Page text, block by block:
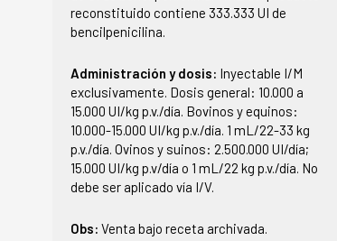
reconstituido contiene 333.333 UI de
bencilpenicilina.
Administración y dosis: Inyectable I/M
exclusivamente. Dosis general: 10.000 a
15.000 UI/kg p.v./día. Bovinos y equinos:
10.000-15.000 UI/kg p.v./día. 1 mL/22-33 kg
p.v./día. Ovinos y suinos: 2.500.000 UI/día;
15.000 UI/kg p.v/día o 1 mL/22 kg p.v./día. No
debe ser aplicado vía I/V.
Obs: Venta bajo receta archivada.